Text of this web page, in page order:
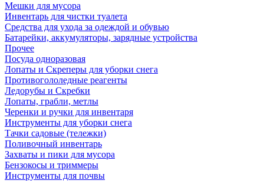
Мешки для мусора
Инвентарь для чистки туалета
Средства для ухода за одеждой и обувью
Батарейки, аккумуляторы, зарядные устройства
Прочее
Посуда одноразовая
Лопаты и Скреперы для уборки снега
Противогололедные реагенты
Ледорубы и Скребки
Лопаты, грабли, метлы
Черенки и ручки для инвентаря
Инструменты для уборки снега
Тачки садовые (тележки)
Поливочный инвентарь
Захваты и пики для мусора
Бензокосы и триммеры
Инструменты для почвы